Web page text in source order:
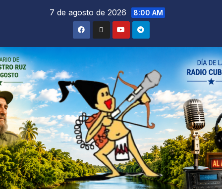
7 de agosto de 2026 8:00 AM